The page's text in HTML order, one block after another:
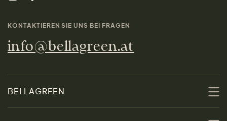
KONTAKTIEREN SIE UNS BEI FRAGEN
info@bellagreen.at
BELLAGREEN